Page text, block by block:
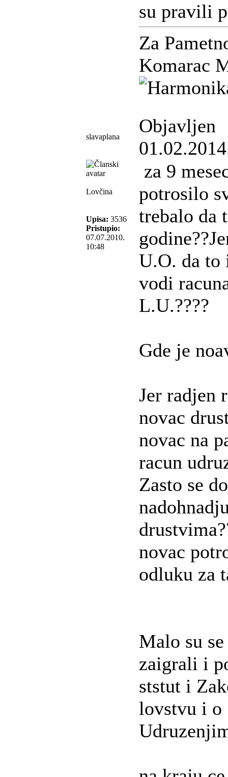
su pravili
Za
Komarac
slavaplana
Objavljen
Lovčina
Upisa: 3536
Pristupio:
07.07.2010.
10:48
za 9
potrosilo
trebalo da
U.O. da to
vodi
L.U.????
Gde je
Jer radjen
novac
novac na
racun
Zasto se
novac
odluku za
Malo su
zaigrali i
ststut i
lovstvu i o